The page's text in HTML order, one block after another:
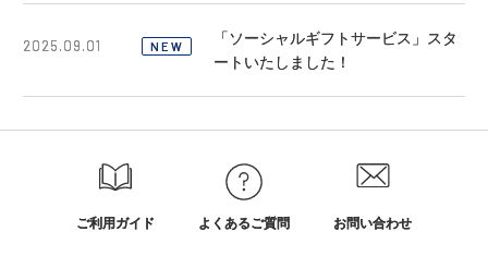
2025.09.01 NEW
「ソーシャルギフトサービス」スタ
ートいたしました！
ご利用ガイド よくあるご質問 お問い合わせ